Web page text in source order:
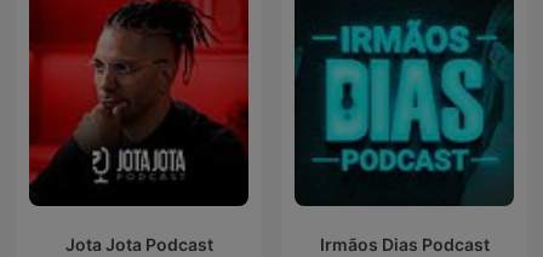
Jota Jota Podcast Irmãos Dias Podcast